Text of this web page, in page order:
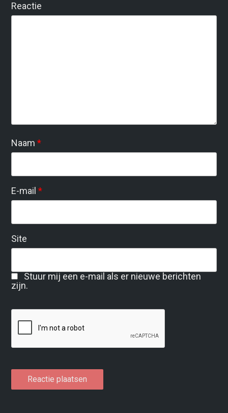
Reactie
Naam*
E-mail*
Site
Stuur mij een e-mail als er nieuwe berichten
zijn.